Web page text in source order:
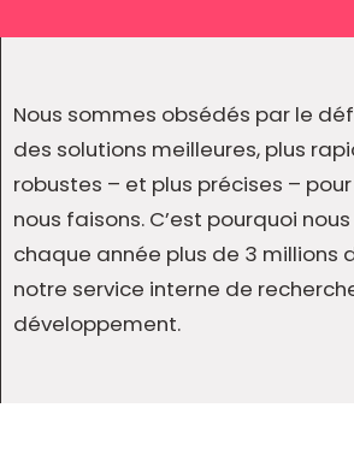
Nous sommes obsédés par le
des solutions meilleures, plus
robustes – et plus précises –
nous faisons. C’est pourquoi
chaque année plus de 3 millions
notre service interne de
développement.